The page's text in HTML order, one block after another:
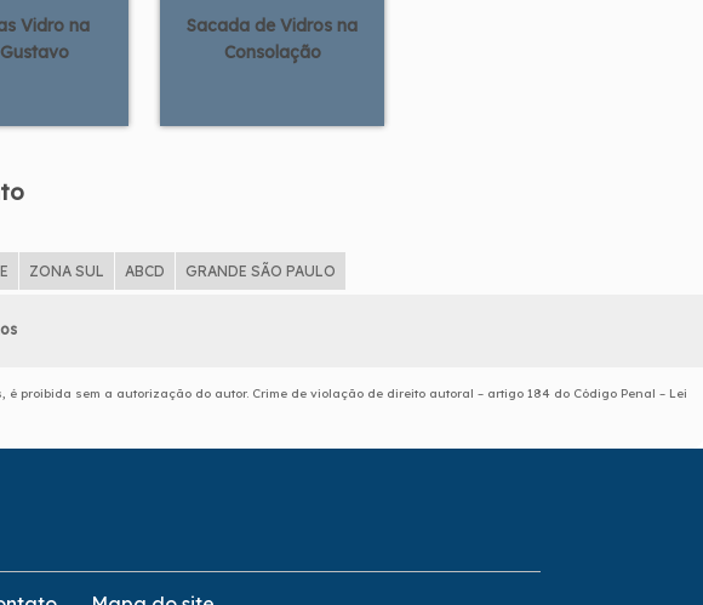
Vidro na
Sacada de Vidros na
Consolação
ZONA SUL ABCD GRANDE SÃO PAULO
proibida sem a autorização do autor. Crime de violação de direito autoral – artigo 184 do Código Penal – Lei